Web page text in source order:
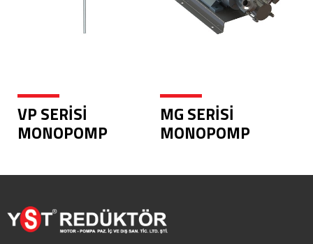
VP SERİSİ
MONOPOMP
MG SERİSİ
MONOPOMP